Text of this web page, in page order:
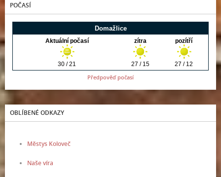
POČASÍ
Předpověď počasí
OBLÍBENÉ ODKAZY
Městys Koloveč
Naše víra